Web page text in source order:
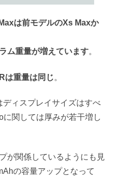
は前モデルのXs Maxか
ム重量が増えています。
は重量は同じ。
ィスプレイサイズはすべ
関しては厚みが若干増し
が関係しているようにも見
の容量アップとなって